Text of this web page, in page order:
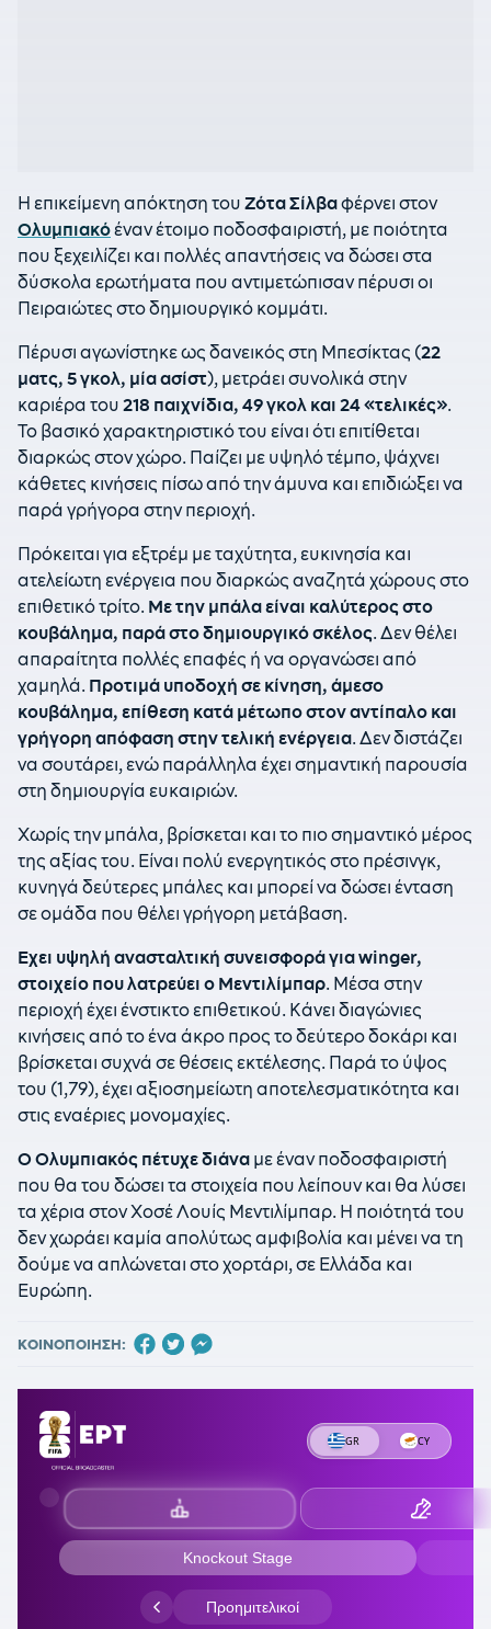
Η επικείμενη απόκτηση του Ζότα Σίλβαφέρνει στον
Ολυμπιακόέναν έτοιμο ποδοσφαιριστή, με ποιότητα
που ξεχειλίζει και πολλές απαντήσεις να δώσει στα
δύσκολα ερωτήματα που αντιμετώπισαν πέρυσι οι
Πειραιώτες στο δημιουργικό κομμάτι.
Πέρυσι αγωνίστηκε ως δανεικός στη Μπεσίκτας (22
ματς, 5 γκολ, μία ασίστ), μετράει συνολικά στην
καριέρα του 218 παιχνίδια, 49 γκολ και 24 «τελικές».
Το βασικό χαρακτηριστικό του είναι ότι επιτίθεται
διαρκώς στον χώρο. Παίζει με υψηλό τέμπο, ψάχνει
κάθετες κινήσεις πίσω από την άμυνα και επιδιώξει να
παρά γρήγορα στην περιοχή.
Πρόκειται για εξτρέμ με ταχύτητα, ευκινησία και
ατελείωτη ενέργεια που διαρκώς αναζητά χώρους στο
επιθετικό τρίτο. Με την μπάλα είναι καλύτερος στο
κουβάλημα, παρά στο δημιουργικό σκέλος. Δεν θέλει
απαραίτητα πολλές επαφές ή να οργανώσει από
χαμηλά. Προτιμά υποδοχή σε κίνηση, άμεσο
κουβάλημα, επίθεση κατά μέτωπο στον αντίπαλο και
γρήγορη απόφαση στην τελική ενέργεια. Δεν διστάζει
να σουτάρει, ενώ παράλληλα έχει σημαντική παρουσία
στη δημιουργία ευκαιριών.
Χωρίς την μπάλα, βρίσκεται και το πιο σημαντικό μέρος
της αξίας του. Είναι πολύ ενεργητικός στο πρέσινγκ,
κυνηγά δεύτερες μπάλες και μπορεί να δώσει ένταση
σε ομάδα που θέλει γρήγορη μετάβαση.
Εχει υψηλή ανασταλτική συνεισφορά για winger,
στοιχείο που λατρεύει ο Μεντιλίμπαρ. Μέσα στην
περιοχή έχει ένστικτο επιθετικού. Κάνει διαγώνιες
κινήσεις από το ένα άκρο προς το δεύτερο δοκάρι και
βρίσκεται συχνά σε θέσεις εκτέλεσης. Παρά το ύψος
του (1,79), έχει αξιοσημείωτη αποτελεσματικότητα και
στις εναέριες μονομαχίες.
Ο Ολυμπιακός πέτυχε διάνα με έναν ποδοσφαιριστή
που θα του δώσει τα στοιχεία που λείπουν και θα λύσει
τα χέρια στον Χοσέ Λουίς Μεντιλίμπαρ. Η ποιότητά του
δεν χωράει καμία απολύτως αμφιβολία και μένει να τη
δούμε να απλώνεται στο χορτάρι, σε Ελλάδα και
Ευρώπη.
ΚΟΙΝΟΠΟΙΗΣΗ: